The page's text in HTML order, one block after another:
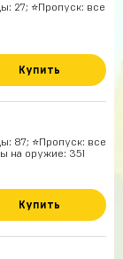
27; ⭐️Пропуск: все
Купить
87; ⭐️Пропуск: все
на оружие: 351
Купить